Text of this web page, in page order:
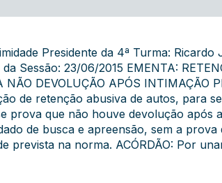
Presidente da 4ª Turma: Ricardo
Sessão: 23/06/2015 EMENTA:
DEVOLUÇÃO APÓS INTIMAÇÃO
de retenção abusiva de autos, para
prova que não houve devolução após
de busca e apreensão, sem a prova
prevista na norma. ACÓRDÃO: Por